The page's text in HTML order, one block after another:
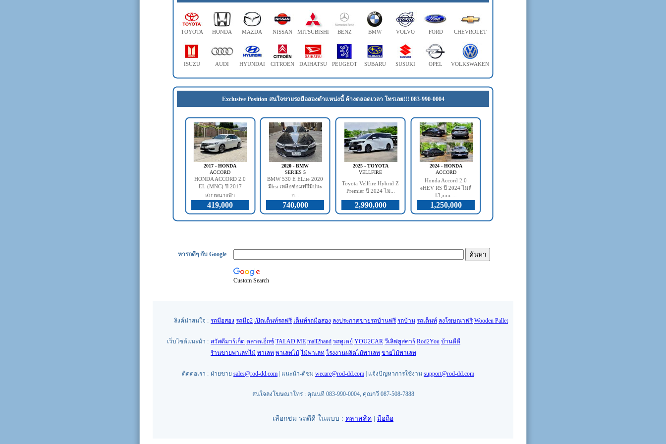
TOYOTA HONDA MAZDA NISSAN MITSUBISHI BENZ BMW VOLVO FORD CHEVROLET
ISUZU AUDI HYUNDAI CITROEN DAIHATSU PEUGEOT SUBARU SUSUKI OPEL VOLKSWAKEN
Exclusive Position สนใจขายรถมือสองตำแหน่งนี้ ค้างตลอดเวลา โทรเลย!!! 083-990-0004
2017 - HONDA
ACCORD
HONDA ACCORD 2.0
EL (MNC) ปี 2017
สภาพนางฟ้า
419,000
2020 - BMW
SERIES 5
BMW 530 E ELite 2020
มีbsi เหลือซ่อมฟรีมีประ
ก...
740,000
2025 - TOYOTA
VELLFIRE
Toyota Vellfire Hybrid Z
Premier ปี 2024 ไม...
2,990,000
2024 - HONDA
ACCORD
Honda Accord 2.0
eHEV RS ปี 2024 ไมล์
13,xxx ...
1,250,000
หารถดีๆ กับ Google
Custom Search
ลิงค์น่าสนใจ : รถมือสอง รถมือ2 เปิดเต็นท์รถฟรี เต็นท์รถมือสอง ลงประกาศขายรถบ้านฟรี รถบ้าน รถเต็นท์ ลงโฆษณาฟรี Wooden Pallet
เว็บไซต์แนะนำ : สวัสดีมาร์เก็ต ตลาดเอ็กซ์ TALAD.ME mall2hand รถทูเดย์ YOU2CAR วีเลิฟยูสคาร์ Rod2You บ้านดีดี
ร้านขายพาเลทไม้ พาเลท พาเลทไม้ ไม้พาเลท โรงงานผลิตไม้พาเลท ขายไม้พาเลท
ติดต่อเรา : ฝ่ายขาย sales@rod-dd.com | แนะนำ-ติชม wecare@rod-dd.com | แจ้งปัญหาการใช้งาน support@rod-dd.com
สนใจลงโฆษณาโทร : คุณนที 083-990-0004, คุณกวี 087-508-7888
เลือกชม รถดีดี ในแบบ : คลาสสิค มือถือ